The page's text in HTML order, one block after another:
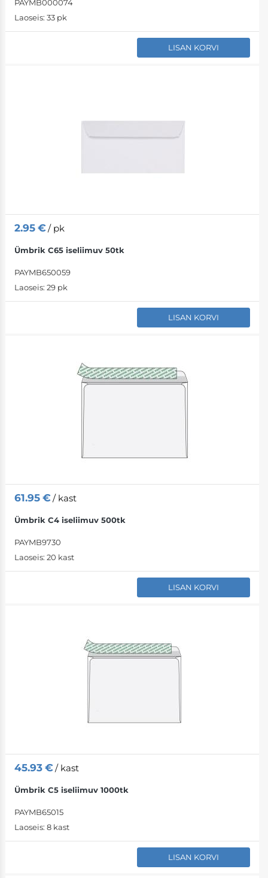
PAYMB000074
Laoseis: 33 pk
LISAN KORVI
2.95 €/ pk
Ümbrik C65 iseliimuv 50tk
PAYMB650059
Laoseis: 29 pk
LISAN KORVI
61.95 €/ kast
Ümbrik C4 iseliimuv 500tk
PAYMB9730
Laoseis: 20 kast
LISAN KORVI
45.93 €/ kast
Ümbrik C5 iseliimuv 1000tk
PAYMB65015
Laoseis: 8 kast
LISAN KORVI